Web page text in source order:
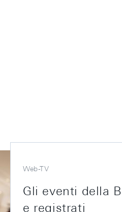
Web-TV
Gli eventi della
e registrati